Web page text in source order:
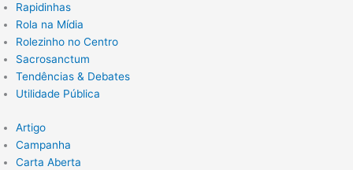
Rapidinhas
Rola na Mídia
Rolezinho no Centro
Sacrosanctum
Tendências & Debates
Utilidade Pública
Artigo
Campanha
Carta Aberta